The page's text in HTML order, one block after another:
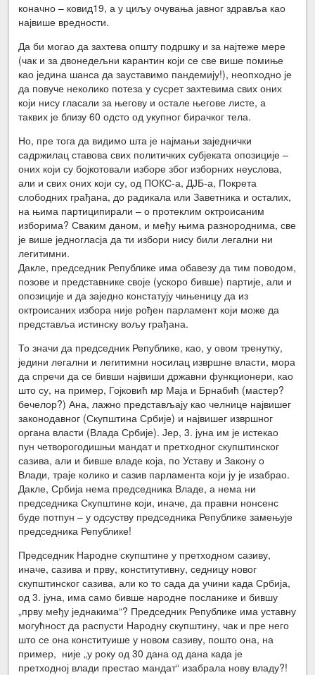
коначно – ковид19, а у циљу очувања јавног здравља као
највише вредности.
Да би могао да захтева општу подршку и за најтеже мере
(чак и за двонедељни карантин који се све више помиње
као једина шанса да зауставимо пандемију!), неопходно је
да повуче неколико потеза у сусрет захтевима свих оних
који нису гласали за његову и остале његове листе, а
таквих је близу 60 одсто од укупног бирачког тела.
Но, пре тога да видимо шта је најмањи заједнички
садржилац ставова свих политичких субјеката опозиције –
оних који су бојкотовали изборе због изборних неуслова,
али и свих оних који су, од ПОКС-а, ДЈБ-а, Покрета
слободних грађана, до радикала или Заветника и осталих,
на њима партиципирали – о протеклим октроисаним
изборима? Сваким даном, и међу њима разнороднима, све
је више једногласја да ти избори нису били легални ни
легитимни.
Дакле, председник Републике има обавезу да тим поводом,
позове и представнике своје (ускоро бивше) партије, али и
опозиције и да заједно констатују чињеницу да из
октроисаних избора није рођен парламент који може да
представља истинску вољу грађана.
То значи да председник Републике, као, у овом тренутку,
једини легални и легитимни носилац извршне власти, мора
да спречи да се бивши највиши државни функционери, као
што су, на пример, Гојковић мр Маја и Брнабић (мастер?
бечелор?) Ана, лажно представљају као челнице највишег
законодавног (Скупштина Србије) и највишег извршног
органа власти (Влада Србије). Јер, 3. јуна им је истекао
пун четворогодишњи мандат и претходног скупштинског
сазива, али и бивше владе која, по Уставу и Закону о
Влади, траје колико и сазив парламента који ју је изабрао.
Дакле, Србија нема председника Владе, а нема ни
председника Скупштине који, иначе, да правни нонсенс
буде потпун – у одсуству председника Републике замењује
председника Републике!
Председник Народне скупштине у претходном сазиву,
иначе, сазива и прву, конститутивну, седницу новог
скупштинског сазива, али ко то сада да учини када Србија,
од 3. јуна, има само бивше народне посланике и бившу
„прву међу једнакима“? Председник Републике има уставну
могућност да распусти Народну скупштину, чак и пре него
што се она конституише у новом сазиву, пошто она, на
пример, није „у року од 30 дана од дана када је
претходној влади престао мандат“ изабрала нову владу?!